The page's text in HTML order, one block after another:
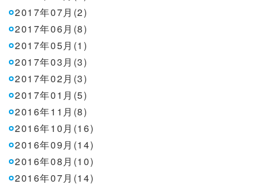
2017年07月(2)
2017年06月(8)
2017年05月(1)
2017年03月(3)
2017年02月(3)
2017年01月(5)
2016年11月(8)
2016年10月(16)
2016年09月(14)
2016年08月(10)
2016年07月(14)